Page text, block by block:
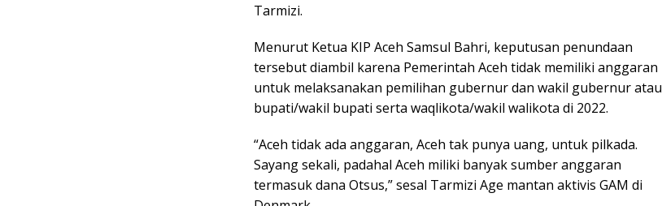
Tarmizi.
Menurut Ketua KIP Aceh Samsul Bahri, keputusan penundaan
tersebut diambil karena Pemerintah Aceh tidak memiliki anggaran
untuk melaksanakan pemilihan gubernur dan wakil gubernur atau
bupati/wakil bupati serta waqlikota/wakil walikota di 2022.
“Aceh tidak ada anggaran, Aceh tak punya uang, untuk pilkada.
Sayang sekali, padahal Aceh miliki banyak sumber anggaran
termasuk dana Otsus,” sesal Tarmizi Age mantan aktivis GAM di